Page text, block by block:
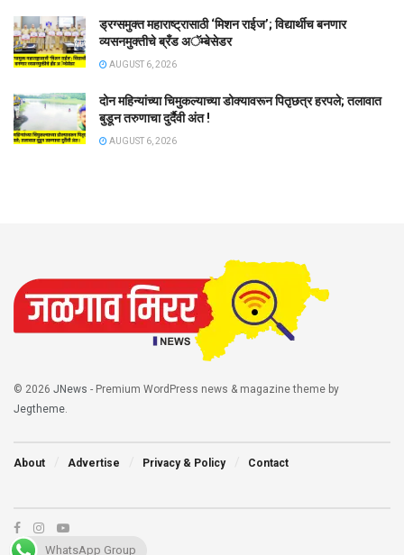
ड्रग्समुक्त महाराष्ट्रासाठी ‘मिशन राईज’; विद्यार्थीच बनणार
व्यसनमुक्तीचे ब्रँड अॅम्बेसेडर
AUGUST 6, 2026
दोन महिन्यांच्या चिमुकल्याच्या डोक्यावरून पितृछत्र हरपले; तलावात
बुडून तरुणाचा दुर्दैवी अंत !
AUGUST 6, 2026
© 2026 JNews - Premium WordPress news & magazine theme by
Jegtheme
About Advertise Privacy & Policy Contact
WhatsApp Group